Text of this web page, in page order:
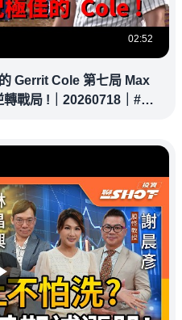
02:52
Gerrit Cole 第七局 Max
戰局 !｜20260718｜#洛